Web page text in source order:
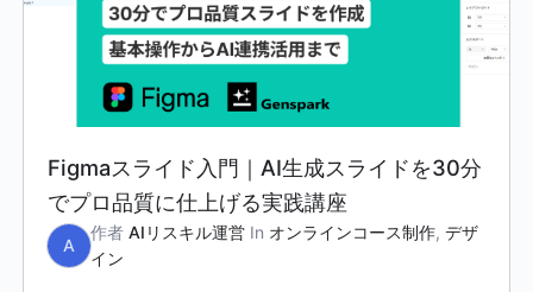
Figmaスライド入門｜AI生成スライドを30分
でプロ品質に仕上げる実践講座
A
作者 AIリスキル運営In オンラインコース制作, デザ
イン